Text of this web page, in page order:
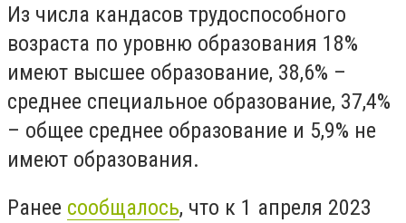
Из числа кандасов трудоспособного
возраста по уровню образования 18%
имеют высшее образование, 38,6% –
среднее специальное образование, 37,4%
– общее среднее образование и 5,9% не
имеют образования.
Ранее сообщалось, что к 1 апреля 2023